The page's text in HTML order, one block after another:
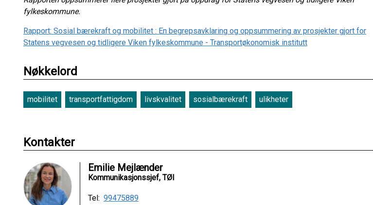
fylkeskommune.
Rapport: Sosial bærekraft og mobilitet : En begrepsavklaring og oppsummering av prosjekter gjort for
Statens vegvesen og tidligere Viken fylkeskommune - Transportøkonomisk institutt
Nøkkelord
mobilitet transportfattigdom livskvalitet sosialbærekraft ulikheter
Kontakter
Emilie Mejlænder
Kommunikasjonssjef, TØI
Tel: 99475889